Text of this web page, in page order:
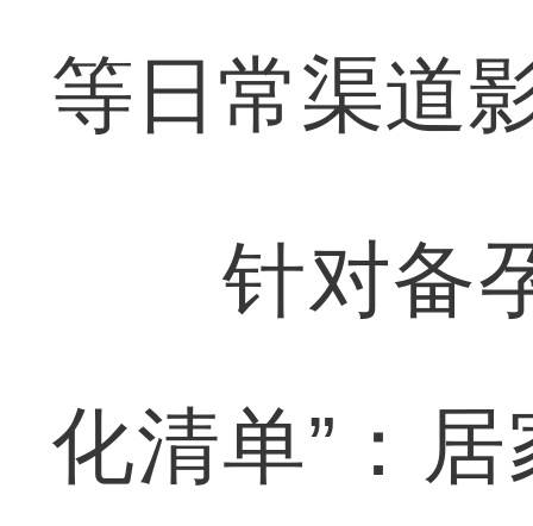
等日常渠道
针对备孕
化清单”：